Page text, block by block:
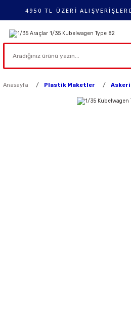
4950 TL ÜZERİ
Anasayfa Plastik Maketler